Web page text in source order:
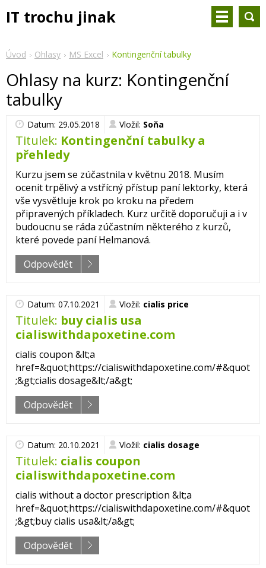
IT trochu jinak
Úvod Ohlasy MS Excel Kontingenční tabulky
Ohlasy na kurz: Kontingenční
tabulky
Datum: 29.05.2018 Vložil: Soňa
Titulek: Kontingenční tabulky a
přehledy
Kurzu jsem se zúčastnila v květnu 2018. Musím
ocenit trpělivý a vstřícný přístup paní lektorky, která
vše vysvětluje krok po kroku na předem
připravených příkladech. Kurz určitě doporučuji a i v
budoucnu se ráda zúčastním některého z kurzů,
které povede paní Helmanová.
Odpovědět
Datum: 07.10.2021 Vložil: cialis price
Titulek: buy cialis usa
cialiswithdapoxetine.com
cialis coupon &lt;a
href=&quot;https://cialiswithdapoxetine.com/#&quot
;&gt;cialis dosage&lt;/a&gt;
Odpovědět
Datum: 20.10.2021 Vložil: cialis dosage
Titulek: cialis coupon
cialiswithdapoxetine.com
cialis without a doctor prescription &lt;a
href=&quot;https://cialiswithdapoxetine.com/#&quot
;&gt;buy cialis usa&lt;/a&gt;
Odpovědět